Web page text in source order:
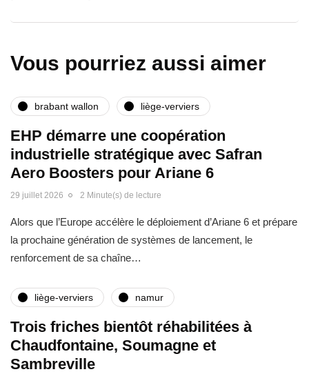
Vous pourriez aussi aimer
brabant wallon liège-verviers
EHP démarre une coopération
industrielle stratégique avec Safran
Aero Boosters pour Ariane 6
29 juillet 2026 2 Minute(s) de lecture
Alors que l’Europe accélère le déploiement d’Ariane 6 et prépare
la prochaine génération de systèmes de lancement, le
renforcement de sa chaîne…
liège-verviers namur
Trois friches bientôt réhabilitées à
Chaudfontaine, Soumagne et
Sambreville